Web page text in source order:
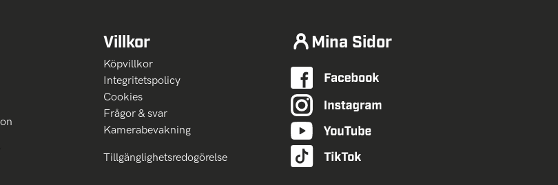
Villkor
Köpvillkor
Integritetspolicy
Cookies
Frågor & svar
Kamerabevakning
Tillgänglighetsredogörelse
Mina Sidor